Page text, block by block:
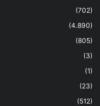
(702)
(4.890)
(805)
(3)
(1)
(23)
(512)